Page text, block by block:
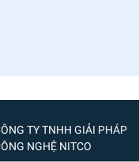
TY TNHH GIẢI PHÁP
NGHỆ NITCO